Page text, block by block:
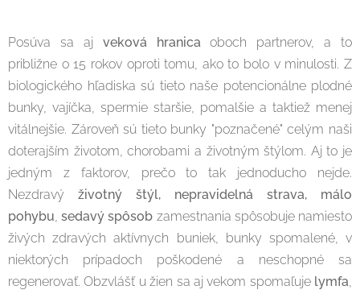
Posúva sa aj veková hranica oboch partnerov, a to
približne o 15 rokov oproti tomu, ako to bolo v minulosti. Z
biologického hľadiska sú tieto naše potencionálne plodné
bunky, vajíčka, spermie staršie, pomalšie a taktiež menej
vitálnejšie. Zároveň sú tieto bunky "poznačené" celým naši
doterajším životom, chorobami a životným štýlom. Aj to je
jedným z faktorov, prečo to tak jednoducho nejde.
Nezdravý životný štýl, nepravidelná strava,
málo
pohybu ,sedavý spôsob zamestnania spôsobuje namiesto
živých zdravých aktívnych buniek, bunky spomalené, v
niektorých prípadoch poškodené a neschopné sa
regenerovať. Obzvlášť u žien sa aj vekom spomaľuje lymfa